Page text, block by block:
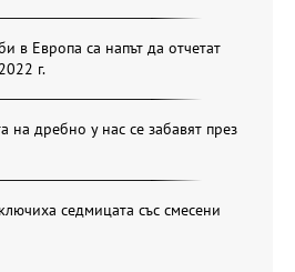
в Европа са напът да отчетат
г.
на дребно у нас се забавят през
седмицата със смесени